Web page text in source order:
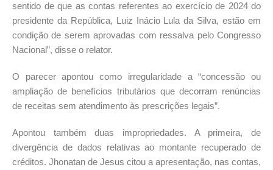
sentido de que as contas referentes ao exercício de 2024 do
presidente da República, Luiz Inácio Lula da Silva, estão em
condição de serem aprovadas com ressalva pelo Congresso
Nacional”, disse o relator.
O parecer apontou como irregularidade a “concessão ou
ampliação de benefícios tributários que decorram renúncias
de receitas sem atendimento às prescrições legais”.
Apontou também duas impropriedades. A primeira, de
divergência de dados relativas ao montante recuperado de
créditos. Jhonatan de Jesus citou a apresentação, nas contas,